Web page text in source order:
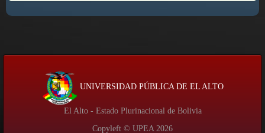
UNIVERSIDAD PÚBLICA DE EL ALTO
El Alto - Estado Plurinacional de Bolivia
Copyleft © UPEA 2026